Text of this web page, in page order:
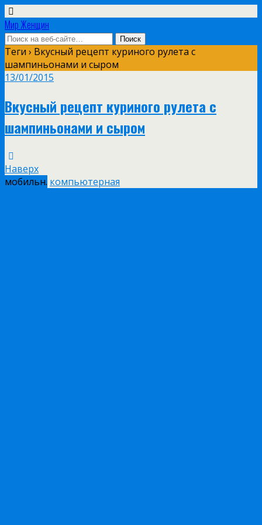
Мир Женщин
Теги › Вкусный рецепт куриного рулета с
шампиньонами и сыром
13/01/2015
Вкусный рецепт куриного рулета с
шампиньонами и сыром
Наверх
мобильн. компьютерная